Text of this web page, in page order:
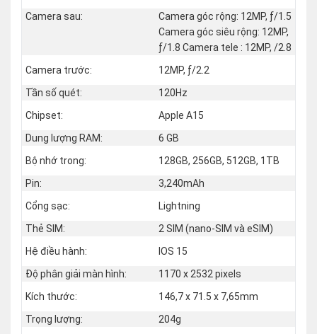
Camera sau:
Camera góc rộng: 12MP, ƒ/1.5
Camera góc siêu rộng: 12MP,
ƒ/1.8 Camera tele : 12MP, /2.8
Camera trước:
12MP, ƒ/2.2
Tần số quét:
120Hz
Chipset:
Apple A15
Dung lượng RAM:
6 GB
Bộ nhớ trong:
128GB, 256GB, 512GB, 1TB
Pin:
3,240mAh
Cổng sạc:
Lightning
Thẻ SIM:
2 SIM (nano‑SIM và eSIM)
Hệ điều hành:
IOS 15
Độ phân giải màn hình:
1170 x 2532 pixels
Kích thước:
146,7 x 71.5 x 7,65mm
Trọng lượng:
204g